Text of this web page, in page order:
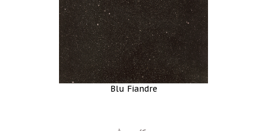
Blu Fiandre